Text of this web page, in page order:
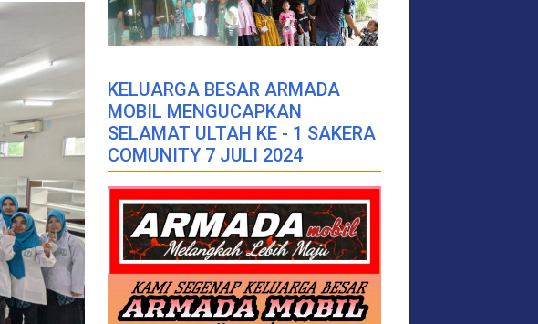
KELUARGA BESAR ARMADA
MOBIL MENGUCAPKAN
SELAMAT ULTAH KE - 1 SAKERA
COMUNITY 7 JULI 2024